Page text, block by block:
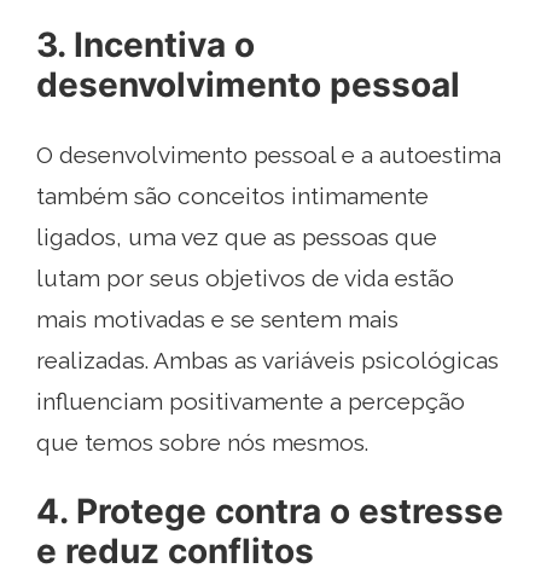
3. Incentiva o
desenvolvimento pessoal
O desenvolvimento pessoal e a autoestima
também são conceitos intimamente
ligados, uma vez que as pessoas que
lutam por seus objetivos de vida estão
mais motivadas e se sentem mais
realizadas. Ambas as variáveis ​​psicológicas
influenciam positivamente a percepção
que temos sobre nós mesmos.
4. Protege contra o estresse
e reduz conflitos